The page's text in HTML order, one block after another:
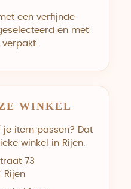
een verfijnde
en met
WINKEL
je item passen? Dat
winkel in Rijen.
73
Rijen